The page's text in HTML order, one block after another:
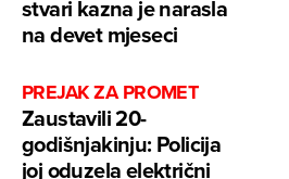
stvari kazna je narasla
na devet mjeseci
PREJAK ZA PROMET
Zaustavili 20-
godišnjakinju: Policija
joj oduzela električni